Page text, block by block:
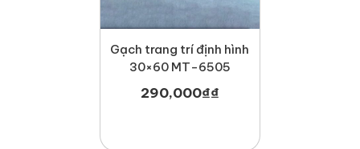
Gạch trang trí định hình
30×60 MT-6505
290,000₫₫